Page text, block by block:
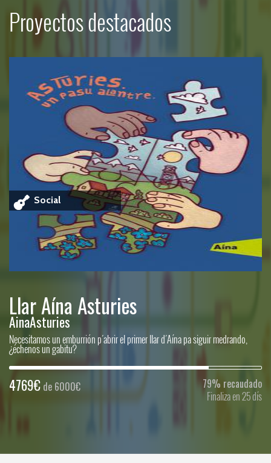
Proyectos destacados
Libros
Cinco islas
Bunker Books
Un joven político se ve envuelto en una frenética contrarreloj para evitar un
conflicto armado.
1233€de 995€
123% recaudado